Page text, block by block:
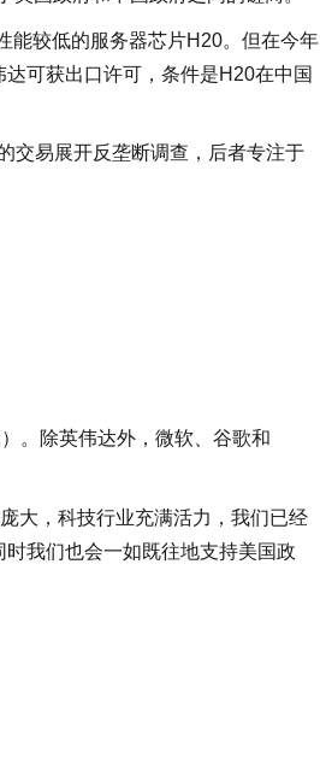
能较低的服务器芯片H20。但在今年
可获出口许可，条件是H20在中国
交易展开反垄断调查，后者专注于
。除英伟达外，微软、谷歌和
大，科技行业充满活力，我们已经
我们也会一如既往地支持美国政